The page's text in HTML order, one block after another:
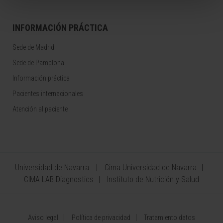
INFORMACIÓN PRÁCTICA
Sede de Madrid
Sede de Pamplona
Información práctica
Pacientes internacionales
Atención al paciente
Universidad de Navarra
Cima Universidad de Navarra
CIMA LAB Diagnostics
Instituto de Nutrición y Salud
Aviso legal Política de privacidad Tratamiento datos